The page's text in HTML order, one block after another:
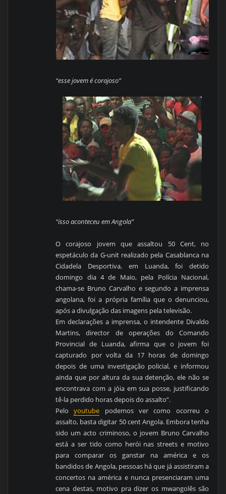
“esse jovem é corajoso”
“isso aconteceu em Angola”
O corajoso jovem que assaltou 50 Cent, no
espetáculo da G-unit realizado pela Casablanca na
Cidadela Desportiva, em Luanda, foi detido
domingo dia 4 de Maio, pela Polícia Nacional,
chama-se Bruno Carvalho e segundo a imprensa
angolana, foi a própria família que o denunciou,
após a divulgação das imagens pela televisão.
Em declarações a imprensa, o intendente Divaldo
Martins, director de operações do Comando
Provincial de Luanda, afirma que o jovem foi
capturado por volta da 17 horas de domingo
depois de uma investigação policial, e informou
ainda que por altura da sua detenção, ele não se
encontrava com a jóia em sua posse, justificando
tê-la perdido horas depois do assalto”.
Peloyoutube podemos ver como ocorreu o
assalto, basta digitar 50 cent Angola. Embora tenha
sido um acto criminoso, o jovem Bruno Carvalho
está a ser tido como herói nas streets e motivo
para comparar os ganstar na américa e os
bandidos de Angola, pessoas há que já assistiram a
concertos na américa e nunca presenciaram uma
cena destas, motivo pra dizer os mwangolês são